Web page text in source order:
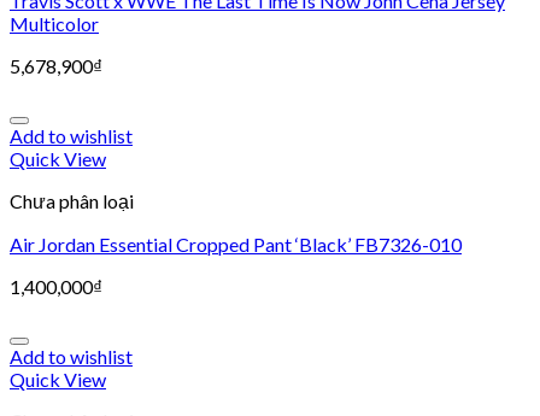
Multicolor
5,678,900₫
Add to wishlist
Quick View
Chưa phân loại
Air Jordan Essential Cropped Pant ‘Black’ FB7326-010
1,400,000₫
Add to wishlist
Quick View